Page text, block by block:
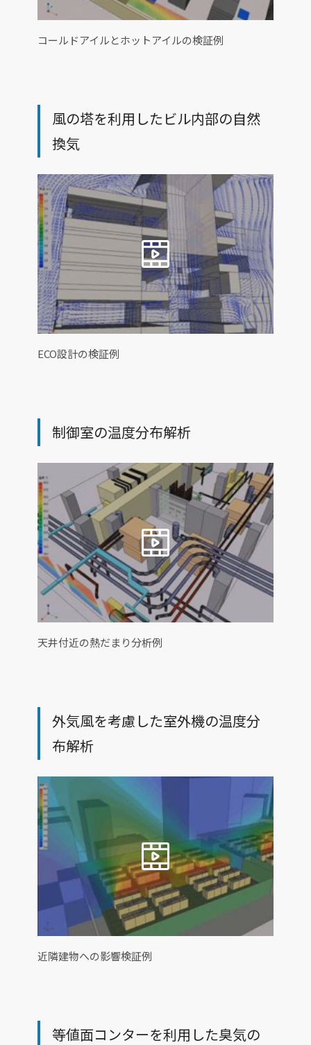
コールドアイルとホットアイルの検証例
風の塔を利用したビル内部の自然
換気
ECO設計の検証例
制御室の温度分布解析
天井付近の熱だまり分析例
外気風を考慮した室外機の温度分
布解析
近隣建物への影響検証例
等値面コンターを利用した臭気の